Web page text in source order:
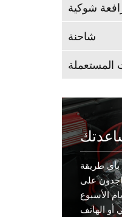
شوكية
شاحنة
المستعملة
بأي طريقة
على
الأسبوع